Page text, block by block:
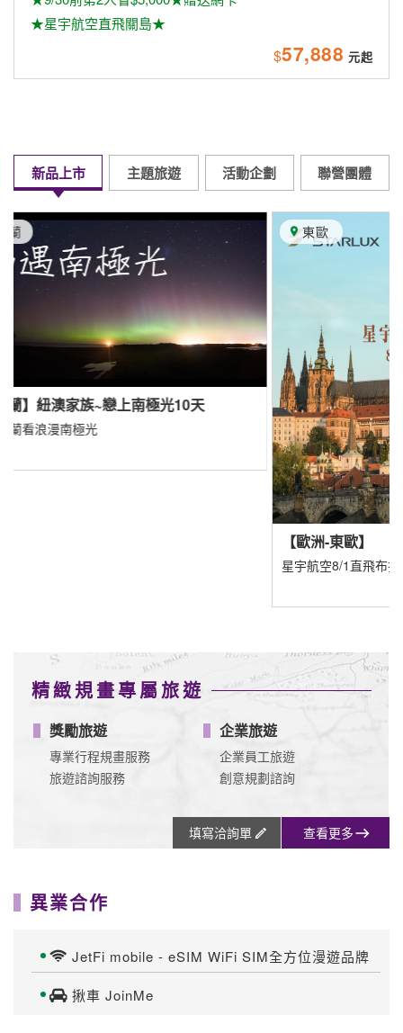
★星宇航空直飛關島★
$57,888
新品上市 主題旅遊 活動企劃 聯營團體
東歐
【歐
遇見
園、
精緻規畫專屬旅遊
獎勵旅遊
專業行程規畫服務
旅遊諮詢服務
企業旅遊
企業員工旅遊
創意規劃諮詢
填寫洽詢單 查看更多
異業合作
JetFi mobile - eSIM WiFi SIM全方位漫遊品牌
揪車 JoinMe